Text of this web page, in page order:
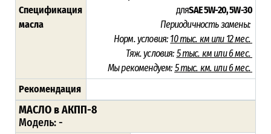
Спецификация
масла
дляSAE 5W-20, 5W-30
Периодичность замены:
Норм. условия: 10 тыс. км или 12 мес.
Тяж. условия: 5 тыс. км или 6 мес.
Мы рекомендуем: 5 тыс. км. или 6 мес.
Рекомендация
МАСЛО в АКПП-8
Модель: -